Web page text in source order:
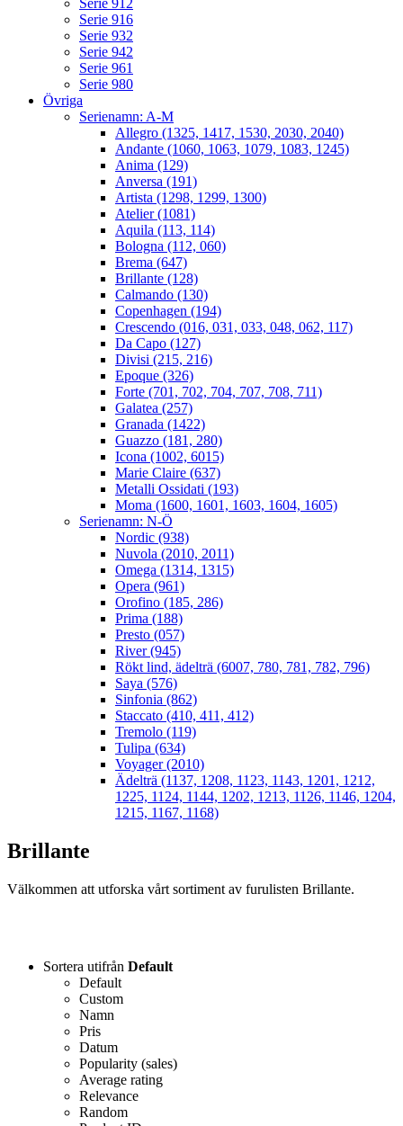
Serie 912
Serie 916
Serie 932
Serie 942
Serie 961
Serie 980
Övriga
Serienamn: A-M
Allegro (1325, 1417, 1530, 2030, 2040)
Andante (1060, 1063, 1079, 1083, 1245)
Anima (129)
Anversa (191)
Artista (1298, 1299, 1300)
Atelier (1081)
Aquila (113, 114)
Bologna (112, 060)
Brema (647)
Brillante (128)
Calmando (130)
Copenhagen (194)
Crescendo (016, 031, 033, 048, 062, 117)
Da Capo (127)
Divisi (215, 216)
Epoque (326)
Forte (701, 702, 704, 707, 708, 711)
Galatea (257)
Granada (1422)
Guazzo (181, 280)
Icona (1002, 6015)
Marie Claire (637)
Metalli Ossidati (193)
Moma (1600, 1601, 1603, 1604, 1605)
Serienamn: N-Ö
Nordic (938)
Nuvola (2010, 2011)
Omega (1314, 1315)
Opera (961)
Orofino (185, 286)
Prima (188)
Presto (057)
River (945)
Rökt lind, ädelträ (6007, 780, 781, 782, 796)
Saya (576)
Sinfonia (862)
Staccato (410, 411, 412)
Tremolo (119)
Tulipa (634)
Voyager (2010)
Ädelträ (1137, 1208, 1123, 1143, 1201, 1212,
1225, 1124, 1144, 1202, 1213, 1126, 1146, 1204,
1215, 1167, 1168)
Brillante
Välkommen att utforska vårt sortiment av furulisten Brillante.
Sortera utifrån Default
Default
Custom
Namn
Pris
Datum
Popularity (sales)
Average rating
Relevance
Random